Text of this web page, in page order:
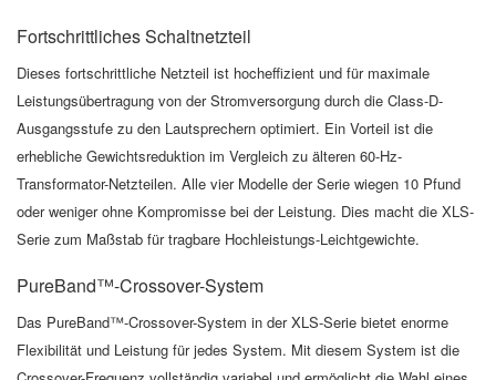
Fortschrittliches Schaltnetzteil
Dieses fortschrittliche Netzteil ist hocheffizient und für maximale
Leistungsübertragung von der Stromversorgung durch die Class-D-
Ausgangsstufe zu den Lautsprechern optimiert. Ein Vorteil ist die
erhebliche Gewichtsreduktion im Vergleich zu älteren 60-Hz-
Transformator-Netzteilen. Alle vier Modelle der Serie wiegen 10 Pfund
oder weniger ohne Kompromisse bei der Leistung. Dies macht die XLS-
Serie zum Maßstab für tragbare Hochleistungs-Leichtgewichte.
PureBand™-Crossover-System
Das PureBand™-Crossover-System in der XLS-Serie bietet enorme
Flexibilität und Leistung für jedes System. Mit diesem System ist die